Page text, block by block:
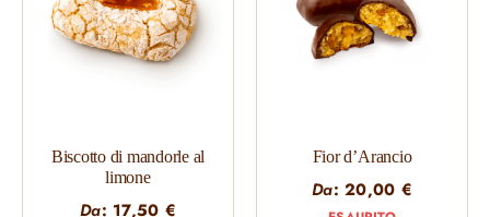
Biscotto di mandorle al
limone
Da: 17,50 €
Fior d’Arancio
Da:20,00 €